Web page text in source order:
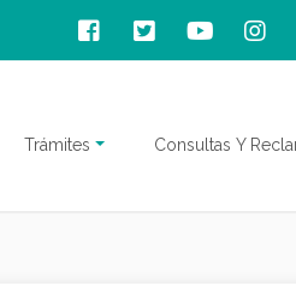
Trámites Consultas Y